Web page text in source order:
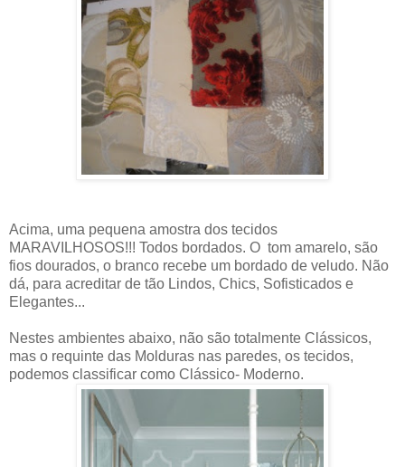
Acima, uma pequena amostra dos tecidos
MARAVILHOSOS!!! Todos bordados. O tom amarelo, são
fios dourados, o branco recebe um bordado de veludo. Não
dá, para acreditar de tão Lindos, Chics, Sofisticados e
Elegantes...
Nestes ambientes abaixo, não são totalmente Clássicos,
mas o requinte das Molduras nas paredes, os tecidos,
podemos classificar como Clássico- Moderno.